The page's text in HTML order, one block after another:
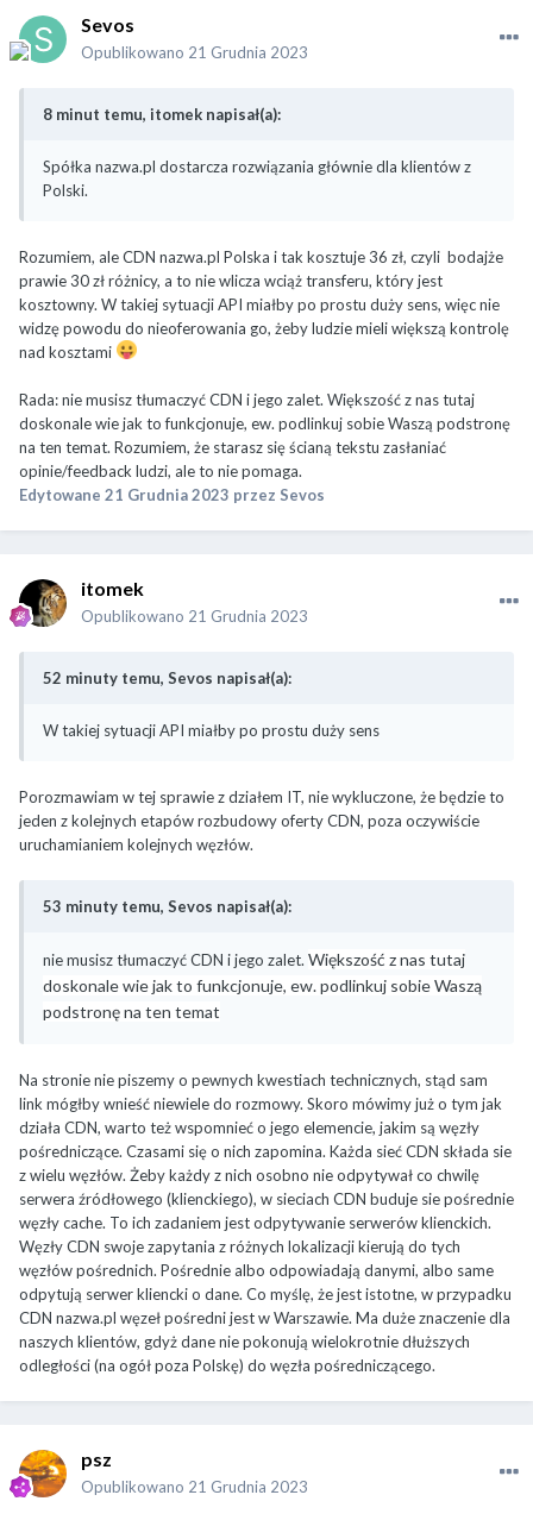
Sevos
Opublikowano 21 Grudnia 2023
8 minut temu, itomek napisał(a):
Spółka nazwa.pl dostarcza rozwiązania głównie dla klientów z
Polski.
Rozumiem, ale CDN nazwa.pl Polska i tak kosztuje 36 zł, czyli bodajże
prawie 30 zł różnicy, a to nie wlicza wciąż transferu, który jest
kosztowny. W takiej sytuacji API miałby po prostu duży sens, więc nie
widzę powodu do nieoferowania go, żeby ludzie mieli większą kontrolę
nad kosztami
Rada: nie musisz tłumaczyć CDN i jego zalet. Większość z nas tutaj
doskonale wie jak to funkcjonuje, ew. podlinkuj sobie Waszą podstronę
na ten temat. Rozumiem, że starasz się ścianą tekstu zasłaniać
opinie/feedback ludzi, ale to nie pomaga.
Edytowane 21 Grudnia 2023 przez Sevos
itomek
Opublikowano 21 Grudnia 2023
52 minuty temu, Sevos napisał(a):
W takiej sytuacji API miałby po prostu duży sens
Porozmawiam w tej sprawie z działem IT, nie wykluczone, że będzie to
jeden z kolejnych etapów rozbudowy oferty CDN, poza oczywiście
uruchamianiem kolejnych węzłów.
53 minuty temu, Sevos napisał(a):
nie musisz tłumaczyć CDN i jego zalet. Większość z nas tutaj
doskonale wie jak to funkcjonuje, ew. podlinkuj sobie Waszą
podstronę na ten temat
Na stronie nie piszemy o pewnych kwestiach technicznych, stąd sam
link mógłby wnieść niewiele do rozmowy. Skoro mówimy już o tym jak
działa CDN, warto też wspomnieć o jego elemencie, jakim są węzły
pośredniczące. Czasami się o nich zapomina. Każda sieć CDN składa sie
z wielu węzłów. Żeby każdy z nich osobno nie odpytywał co chwilę
serwera źródłowego (klienckiego), w sieciach CDN buduje sie pośrednie
węzły cache. To ich zadaniem jest odpytywanie serwerów klienckich.
Węzły CDN swoje zapytania z różnych lokalizacji kierują do tych
węzłów pośrednich. Pośrednie albo odpowiadają danymi, albo same
odpytują serwer kliencki o dane. Co myślę, że jest istotne, w przypadku
CDN nazwa.pl węzeł pośredni jest w Warszawie. Ma duże znaczenie dla
naszych klientów, gdyż dane nie pokonują wielokrotnie dłuższych
odległości (na ogół poza Polskę) do węzła pośredniczącego.
psz
Opublikowano 21 Grudnia 2023